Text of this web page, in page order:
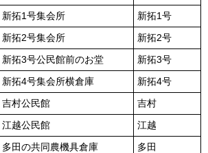
新拓1号集会所
新拓1号
新拓2号集会所
新拓2号
新拓3号公民館前のお堂
新拓3号
新拓4号集会所横倉庫 新拓4号
吉村公民館
吉村
江越公民館
江越
多田の共同農機具倉庫
多田